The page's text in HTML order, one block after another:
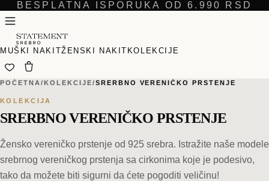
BESPLATNA ISPORUKA OD 6.990 RSD
MUŠKI NAKITŽENSKI NAKIT KOLEKCIJE
POČETNA /KOLEKCIJE/SRERBNO VERENIČKO PRSTENJE
KOLEKCIJA
SRERBNO VERENIČKO PRSTENJE
Žensko vereničko prstenje od 925 srebra. Istražite naše modele
srebrnog vereničkog prstenja sa cirkonima koje je podesivo,
tako da možete biti sigurni da ćete pogoditi veličinu!